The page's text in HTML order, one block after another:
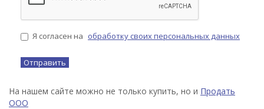
Я согласен на обработку своих персональных данных
На нашем сайте можно не только купить, но и Продать
ООО